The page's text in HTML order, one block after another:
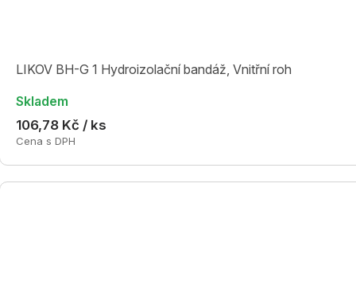
LIKOV BH-G 1 Hydroizolační bandáž, Vnitřní roh
Skladem
106,78 Kč / ks
Cena s DPH